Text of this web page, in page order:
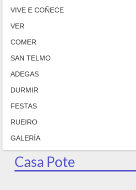
VIVE E COÑECE
VER
COMER
SAN TELMO
ADEGAS
DURMIR
FESTAS
RUEIRO
GALERÍA
Casa Pote